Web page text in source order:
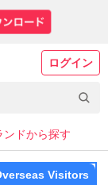
ログイン
ンドから探す
Visitors